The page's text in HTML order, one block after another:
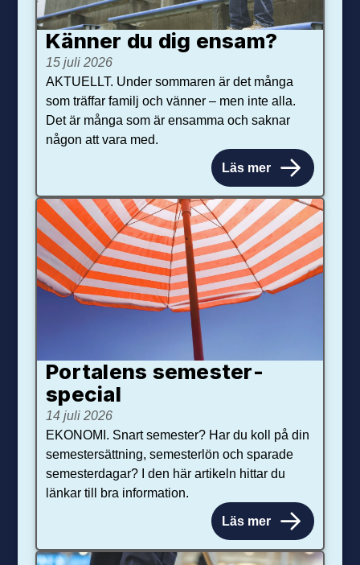
Känner du dig ensam?
15 juli 2026
AKTUELLT. Under sommaren är det många
som träffar familj och vänner – men inte alla.
Det är många som är ensamma och saknar
någon att vara med.
Läs mer
Portalens semester­
special
14 juli 2026
EKONOMI. Snart semester? Har du koll på din
semestersättning, semesterlön och sparade
semesterdagar? I den här artikeln hittar du
länkar till bra information.
Läs mer